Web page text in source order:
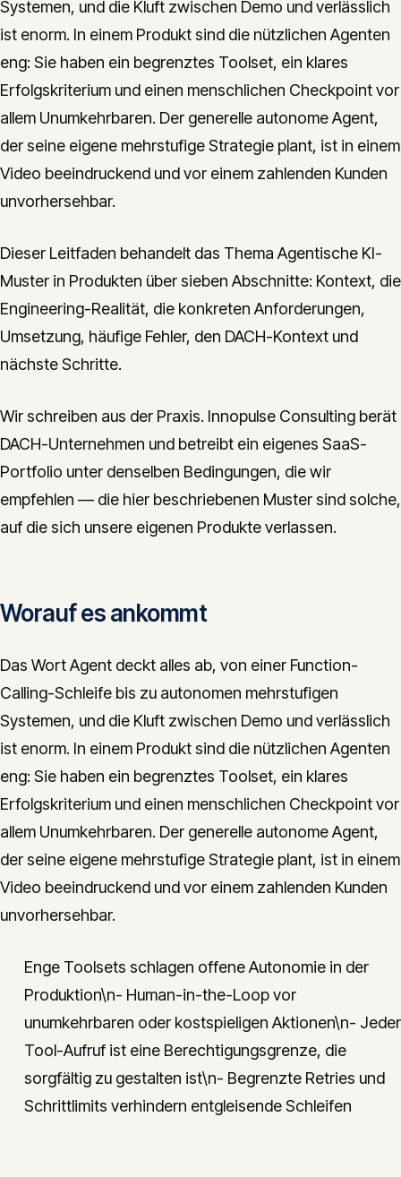
Systemen, und die Kluft zwischen Demo und verlässlich
ist enorm. In einem Produkt sind die nützlichen Agenten
eng: Sie haben ein begrenztes Toolset, ein klares
Erfolgskriterium und einen menschlichen Checkpoint vor
allem Unumkehrbaren. Der generelle autonome Agent,
der seine eigene mehrstufige Strategie plant, ist in einem
Video beeindruckend und vor einem zahlenden Kunden
unvorhersehbar.
Dieser Leitfaden behandelt das Thema Agentische KI-
Muster in Produkten über sieben Abschnitte: Kontext, die
Engineering-Realität, die konkreten Anforderungen,
Umsetzung, häufige Fehler, den DACH-Kontext und
nächste Schritte.
Wir schreiben aus der Praxis. Innopulse Consulting berät
DACH-Unternehmen und betreibt ein eigenes SaaS-
Portfolio unter denselben Bedingungen, die wir
empfehlen — die hier beschriebenen Muster sind solche,
auf die sich unsere eigenen Produkte verlassen.
Worauf es ankommt
Das Wort Agent deckt alles ab, von einer Function-
Calling-Schleife bis zu autonomen mehrstufigen
Systemen, und die Kluft zwischen Demo und verlässlich
ist enorm. In einem Produkt sind die nützlichen Agenten
eng: Sie haben ein begrenztes Toolset, ein klares
Erfolgskriterium und einen menschlichen Checkpoint vor
allem Unumkehrbaren. Der generelle autonome Agent,
der seine eigene mehrstufige Strategie plant, ist in einem
Video beeindruckend und vor einem zahlenden Kunden
unvorhersehbar.
Enge Toolsets schlagen offene Autonomie in der
Produktion\n- Human-in-the-Loop vor
unumkehrbaren oder kostspieligen Aktionen\n- Jeder
Tool-Aufruf ist eine Berechtigungsgrenze, die
sorgfältig zu gestalten ist\n- Begrenzte Retries und
Schrittlimits verhindern entgleisende Schleifen